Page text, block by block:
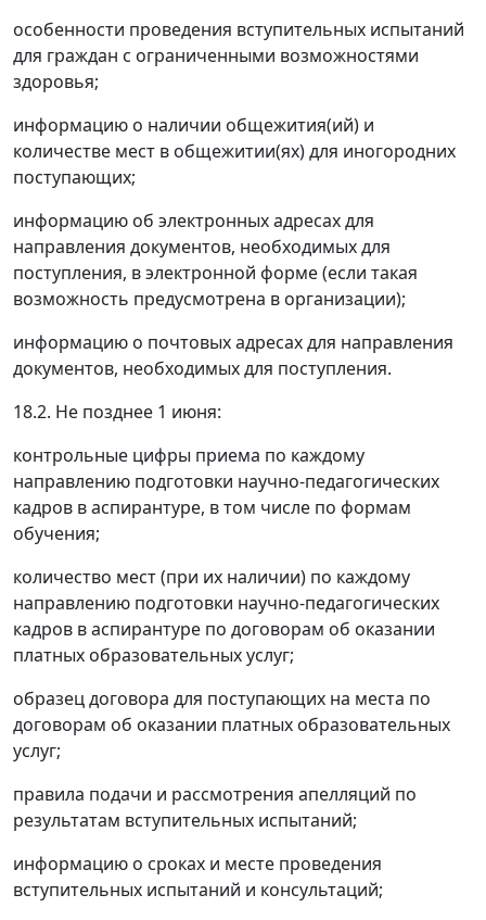
особенности проведения вступительных испытаний
для граждан с ограниченными возможностями
здоровья;
информацию о наличии общежития(ий) и
количестве мест в общежитии(ях) для иногородних
поступающих;
информацию об электронных адресах для
направления документов, необходимых для
поступления, в электронной форме (если такая
возможность предусмотрена в организации);
информацию о почтовых адресах для направления
документов, необходимых для поступления.
18.2. Не позднее 1 июня:
контрольные цифры приема по каждому
направлению подготовки научно-педагогических
кадров в аспирантуре, в том числе по формам
обучения;
количество мест (при их наличии) по каждому
направлению подготовки научно-педагогических
кадров в аспирантуре по договорам об оказании
платных образовательных услуг;
образец договора для поступающих на места по
договорам об оказании платных образовательных
услуг;
правила подачи и рассмотрения апелляций по
результатам вступительных испытаний;
информацию о сроках и месте проведения
вступительных испытаний и консультаций;